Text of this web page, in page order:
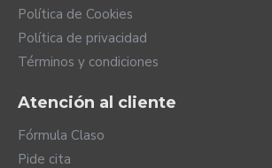
Política de Cookies
Política de privacidad
Términos y condiciones
Atención al cliente
Fórmula Claso
Pide cita